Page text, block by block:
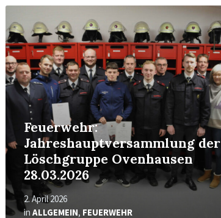
Feuerwehr:
Jahreshauptversammlung der
Löschgruppe Ovenhausen
28.03.2026
2. April 2026
in ALLGEMEIN, FEUERWEHR
Mehr
erfahren